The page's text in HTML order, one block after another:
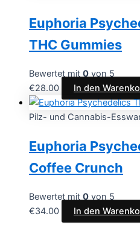
Euphoria
THC Gummies
Bewertet mit 0 von 5
€28.00 In den
Pilz- und Cannabis-
Euphoria
Coffee Crunch
Bewertet mit 0 von 5
€34.00 In den